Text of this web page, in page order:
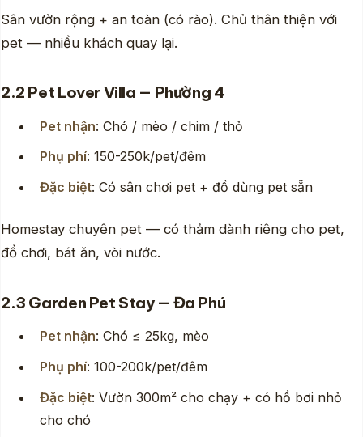
Sân vườn rộng + an toàn (có rào). Chủ thân thiện với
pet — nhiều khách quay lại.
2.2 Pet Lover Villa — Phường 4
Pet nhận: Chó / mèo / chim / thỏ
Phụ phí: 150-250k/pet/đêm
Đặc biệt: Có sân chơi pet + đồ dùng pet sẵn
Homestay chuyên pet — có thảm dành riêng cho pet,
đồ chơi, bát ăn, vòi nước.
2.3 Garden Pet Stay — Đa Phú
Pet nhận: Chó ≤ 25kg, mèo
Phụ phí: 100-200k/pet/đêm
Đặc biệt: Vườn 300m² cho chạy + có hồ bơi nhỏ
cho chó